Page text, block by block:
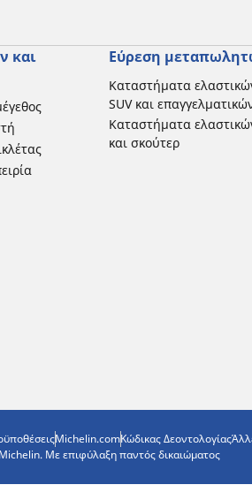
και
Εύρεση
Καταστήματα
SUV και
Καταστήματα
και σκούτερ
Michelin.comΚώδικας Δεοντολογίας
Με επιφύλαξη παντός δικαιώματος